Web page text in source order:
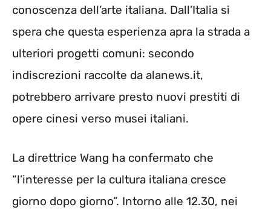
conoscenza dell’arte italiana. Dall’Italia si
spera che questa esperienza apra la strada a
ulteriori progetti comuni: secondo
indiscrezioni raccolte da alanews.it,
potrebbero arrivare presto nuovi prestiti di
opere cinesi verso musei italiani.
La direttrice Wang ha confermato che
“l’interesse per la cultura italiana cresce
giorno dopo giorno”. Intorno alle 12.30, nei